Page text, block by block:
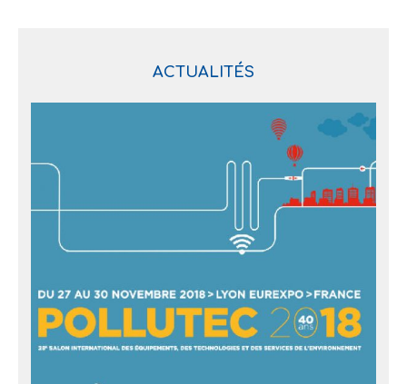
ACTUALITÉS